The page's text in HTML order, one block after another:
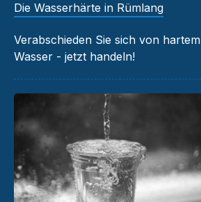
Die Wasserhärte in Rümlang
Verabschieden Sie sich von hartem
Wasser - jetzt handeln!